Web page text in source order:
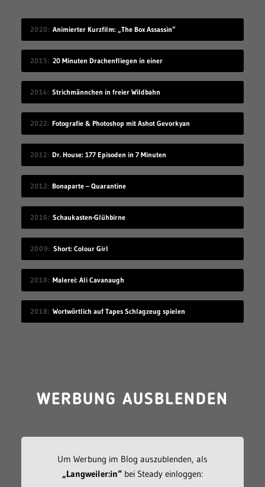
2020 Animierter Kurzfilm: „The Box Assassin“
2015 20 Minuten Drachenfliegen in einer
2014 Strichmännchen in freier Wildbahn
2022 Fotografie & Photoshop mit Ashot Gevorkyan
2012 Dr. House: 177 Episoden in 7 Minuten
2012 Bonaparte – Quarantine
2016 Schaukasten-Glühbirne
2009 Short: Colour Girl
2018 Malerei: Ali Cavanaugh
2018 Wortwörtlich auf Tapes Schlagzeug spielen
WERBUNG AUSBLENDEN
Um Werbung im Blog auszublenden, als
„Langweiler:in“bei Steady einloggen: